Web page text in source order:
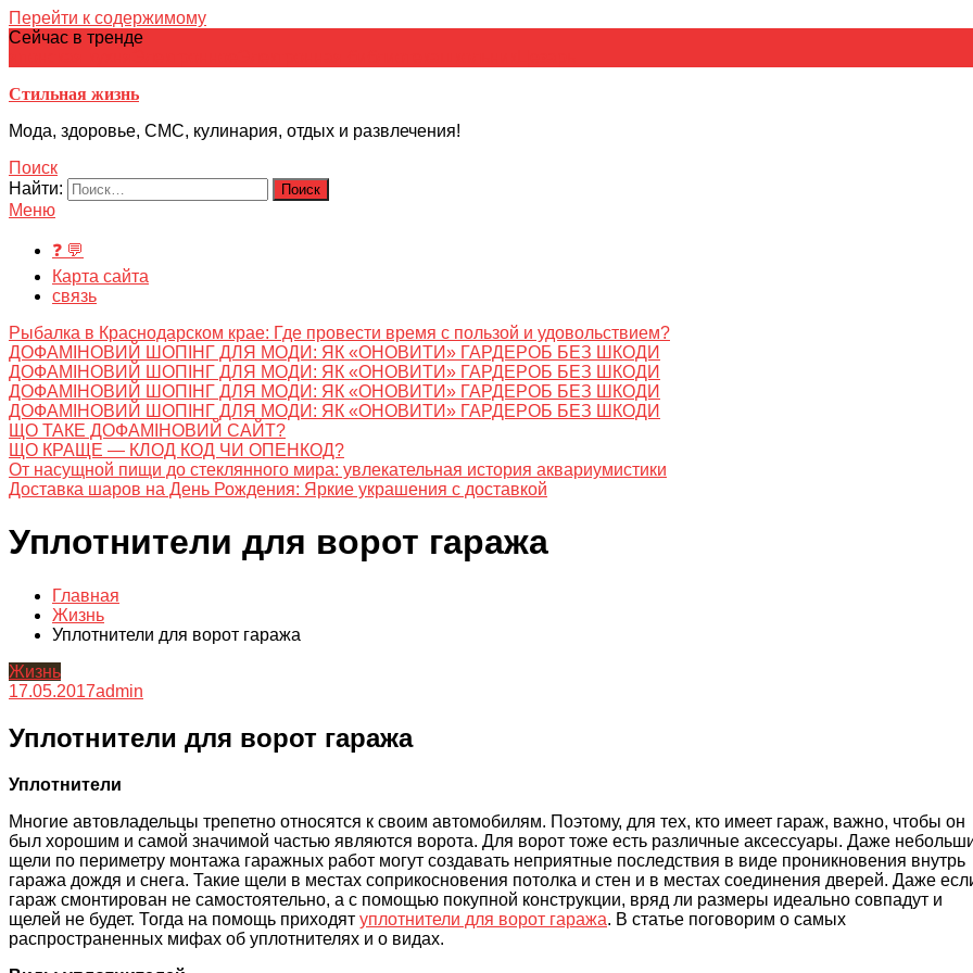
Перейти к содержимому
Сейчас в тренде
Стильная жизнь
Мода, здоровье, СМС, кулинария, отдых и развлечения!
Поиск
Найти:
Меню
❓ 💬
Карта сайта
связь
Рыбалка в Краснодарском крае: Где провести время с пользой и удовольствием?
ДОФАМІНОВИЙ ШОПІНГ ДЛЯ МОДИ: ЯК «ОНОВИТИ» ГАРДЕРОБ БЕЗ ШКОДИ
ДОФАМІНОВИЙ ШОПІНГ ДЛЯ МОДИ: ЯК «ОНОВИТИ» ГАРДЕРОБ БЕЗ ШКОДИ
ДОФАМІНОВИЙ ШОПІНГ ДЛЯ МОДИ: ЯК «ОНОВИТИ» ГАРДЕРОБ БЕЗ ШКОДИ
ДОФАМІНОВИЙ ШОПІНГ ДЛЯ МОДИ: ЯК «ОНОВИТИ» ГАРДЕРОБ БЕЗ ШКОДИ
ЩО ТАКЕ ДОФАМІНОВИЙ САЙТ?
ЩО КРАЩЕ — КЛОД КОД ЧИ ОПЕНКОД?
От насущной пищи до стеклянного мира: увлекательная история аквариумистики
Доставка шаров на День Рождения: Яркие украшения с доставкой
Уплотнители для ворот гаража
Главная
Жизнь
Уплотнители для ворот гаража
Жизнь
17.05.2017admin
Уплотнители для ворот гаража
Уплотнители
Многие автовладельцы трепетно относятся к своим автомобилям. Поэтому, для тех, кто имеет гараж, важно, чтобы он
был хорошим и самой значимой частью являются ворота. Для ворот тоже есть различные аксессуары. Даже
щели по периметру монтажа гаражных работ могут создавать неприятные последствия в виде проникновения внутрь
гаража дождя и снега. Такие щели в местах соприкосновения потолка и стен и в местах соединения дверей. Даже
гараж смонтирован не самостоятельно, а с помощью покупной конструкции, вряд ли размеры идеально совпадут и
щелей не будет. Тогда на помощь приходят уплотнители для ворот гаража. В статье поговорим о самых
распространенных мифах об уплотнителях и о видах.